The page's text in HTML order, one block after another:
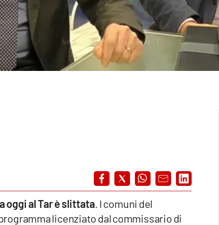
oggi al Tar è slittata . I comuni del
licenziato dal commissario di